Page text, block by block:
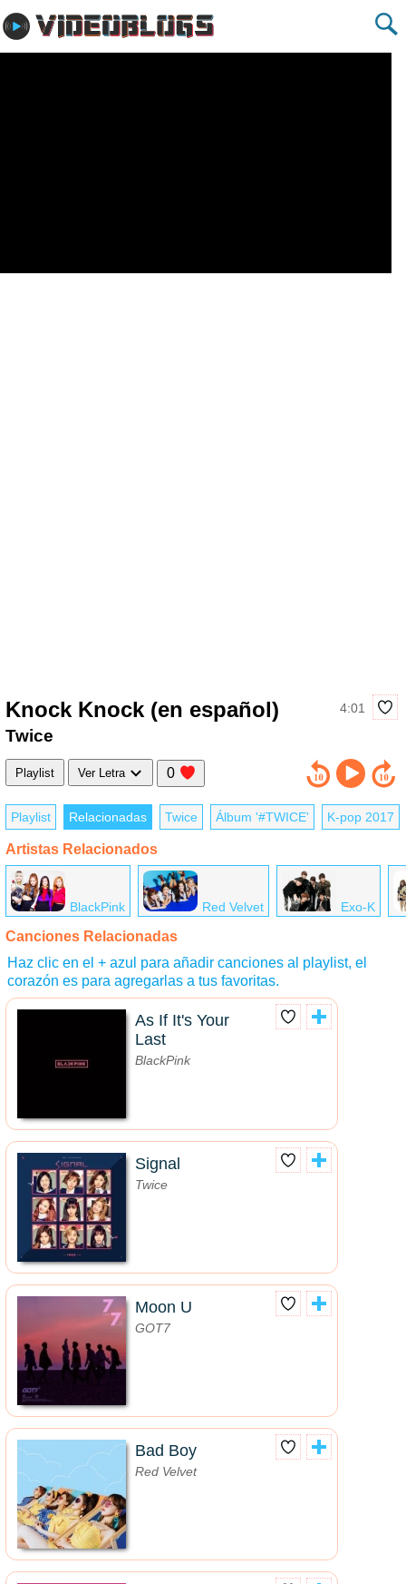
Knock Knock (en español) 4:01
Twice
Playlist Ver Letra 0
Playlist Relacionadas Twice Álbum '#TWICE' K-pop 2017
Artistas Relacionados
BlackPink Red Velvet Exo-K
Canciones Relacionadas
Haz clic en el + azul para añadir canciones al playlist, el
corazón es para agregarlas a tus favoritas.
As If It's Your
Last
BlackPink
Signal
Twice
Moon U
GOT7
Bad Boy
Red Velvet